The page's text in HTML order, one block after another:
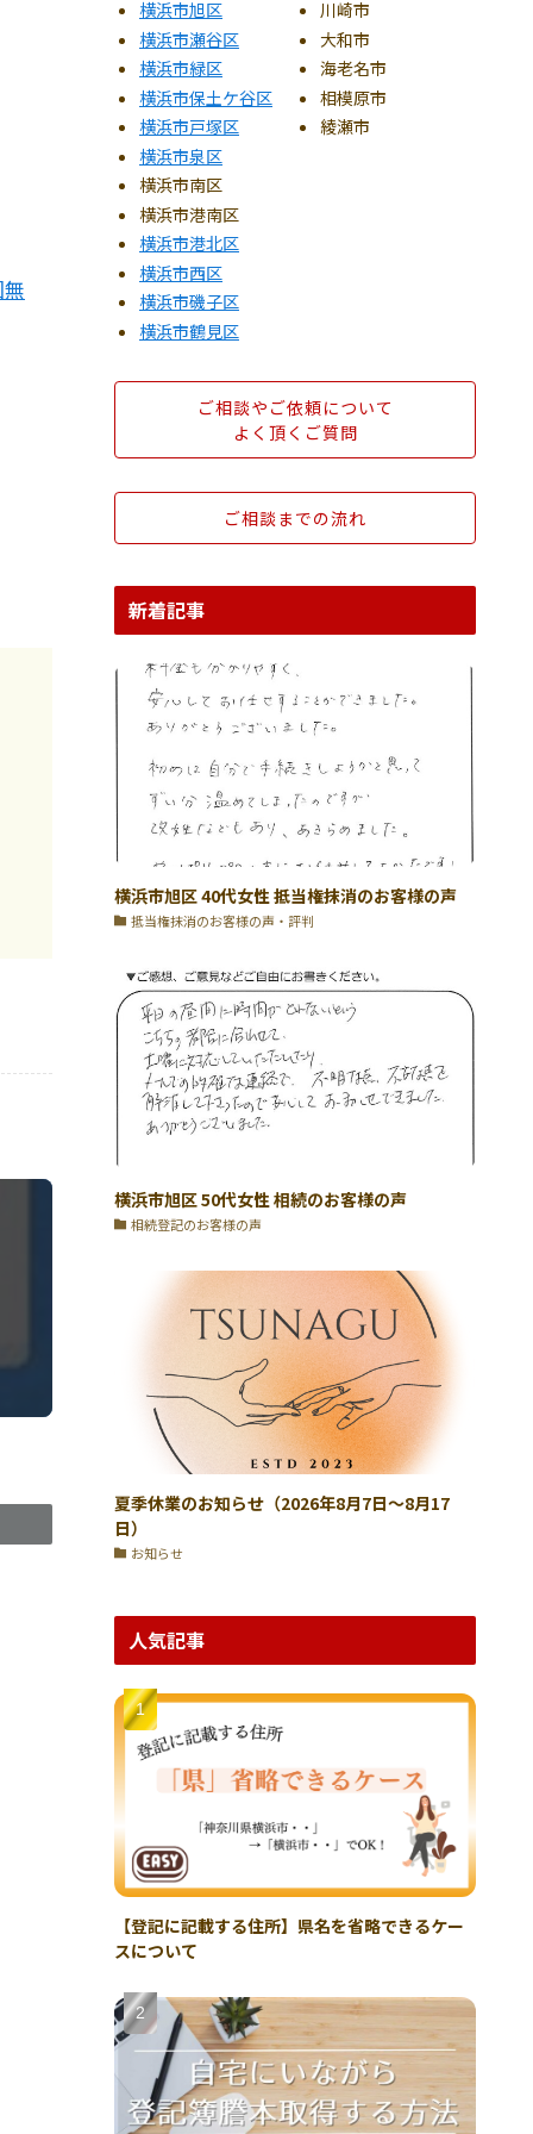
横浜市旭区
横浜市瀬谷区
横浜市緑区
横浜市保土ケ谷区
横浜市戸塚区
横浜市泉区
横浜市南区
横浜市港南区
横浜市港北区
横浜市西区
横浜市磯子区
横浜市鶴見区
川崎市
大和市
海老名市
相模原市
綾瀬市
ご相談やご依頼について
よく頂くご質問
ご相談までの流れ
新着記事
横浜市旭区 40代女性 抵当権抹消のお客様の声
抵当権抹消のお客様の声・評判
横浜市旭区 50代女性 相続のお客様の声
相続登記のお客様の声
夏季休業のお知らせ（2026年8月7日〜8月17
日）
お知らせ
人気記事
【登記に記載する住所】県名を省略できるケー
スについて